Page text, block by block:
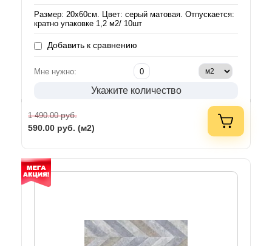
Размер: 20х60см. Цвет: серый матовая. Отпускается:
кратно упаковке 1,2 м2/ 10шт
Добавить к сравнению
Мне нужно:
Укажите количество
1 490.00руб.
590.00 руб. (м2)